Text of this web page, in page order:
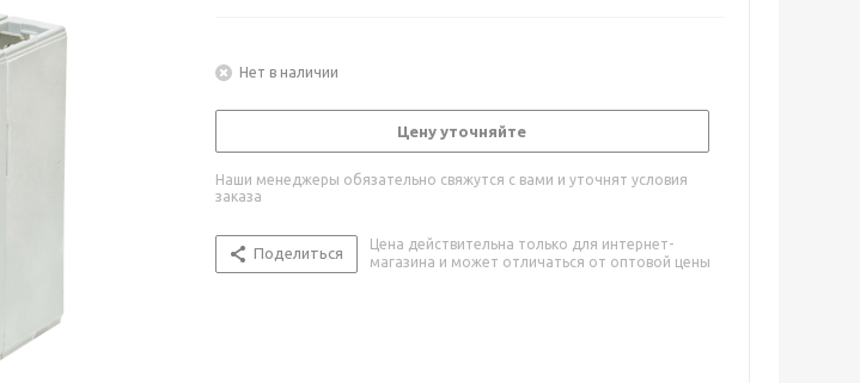
Нет в наличии
Цену уточняйте
Наши менеджеры обязательно свяжутся с вами и уточнят условия
заказа
Поделиться
Цена действительна только для интернет-
магазина и может отличаться от оптовой цены